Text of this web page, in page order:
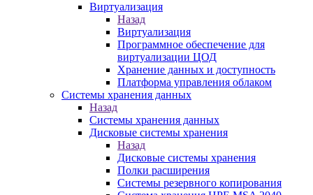
Виртуализация
Назад
Виртуализация
Программное обеспечение для
виртуализации ЦОД
Хранение данных и доступность
Платформа управления облаком
Системы хранения данных
Назад
Системы хранения данных
Дисковые системы хранения
Назад
Дисковые системы хранения
Полки расширения
Системы резервного копирования